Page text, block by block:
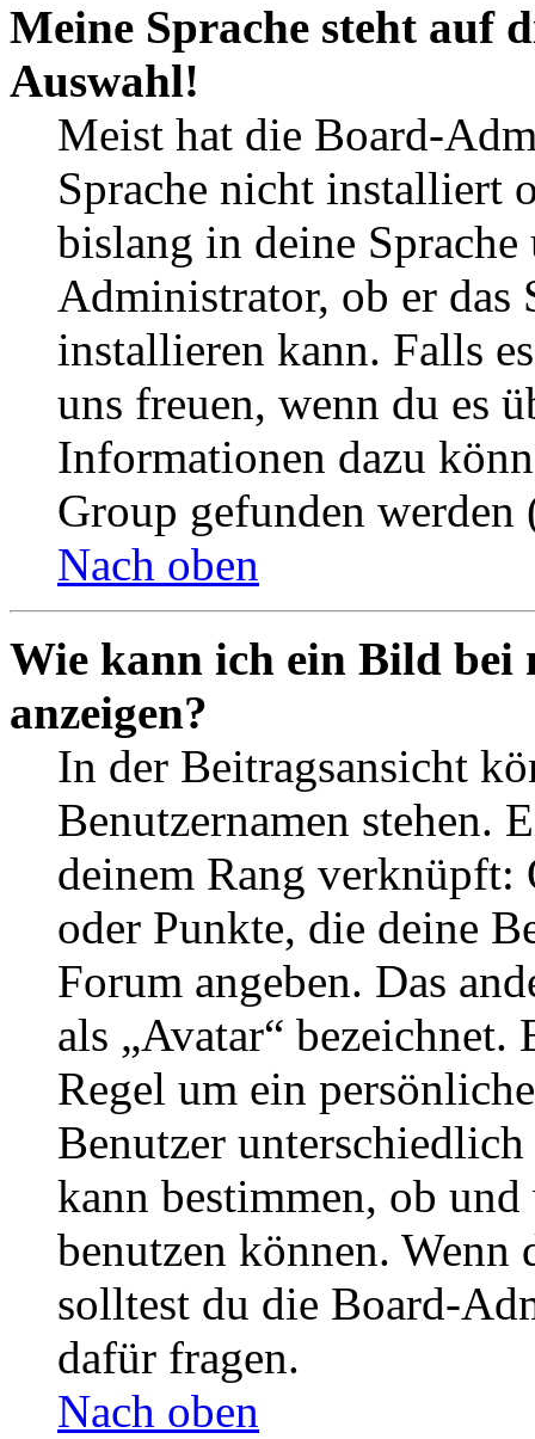
Meine Sprache steht auf
Auswahl!
Meist hat die Board-
Sprache nicht installiert
bislang in deine
Administrator, ob er das
installieren kann. Falls
uns freuen, wenn du es
Informationen dazu
Group gefunden
Nach oben
Wie kann ich ein Bild bei
anzeigen?
In der Beitragsansicht
Benutzernamen stehen.
deinem Rang verknüpft:
oder Punkte, die deine
Forum angeben. Das
als „Avatar“
Regel um ein
Benutzer
kann bestimmen, ob
benutzen können. Wenn
solltest du die Board-
dafür fragen.
Nach oben